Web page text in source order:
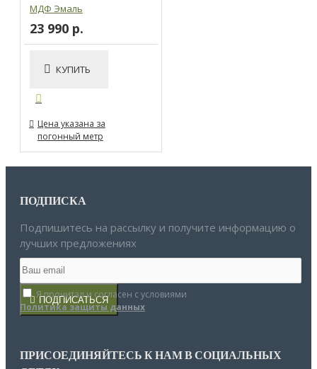
МДФ Эмаль
23 990 р.
КУПИТЬ
Цена указана за
погонный метр
ПОДПИСКА
Подпишитесь на рассылку и получите информацию о
лучших предложениях
ПОДПИСАТЬСЯ
Я прочитал и согласен с условиями
Политика защиты данных
ПРИСОЕДИНЯЙТЕСЬ К НАМ В СОЦИАЛЬНЫХ